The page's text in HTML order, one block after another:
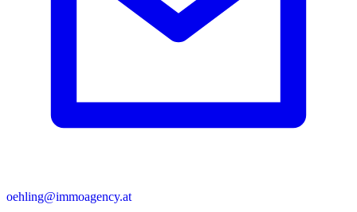
oehling@immoagency.at